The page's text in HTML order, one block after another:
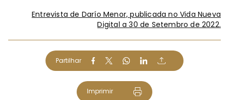
Entrevista de Darío Menor, publicada no Vida Nueva
Digital a 30 de Setembro de 2022.
Partilhar
Imprimir